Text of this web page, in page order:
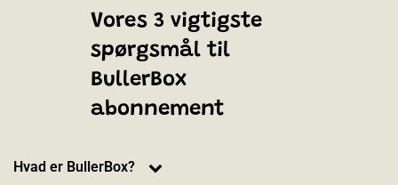
Vores 3 vigtigste
spørgsmål til
BullerBox
abonnement
Hvad er BullerBox?